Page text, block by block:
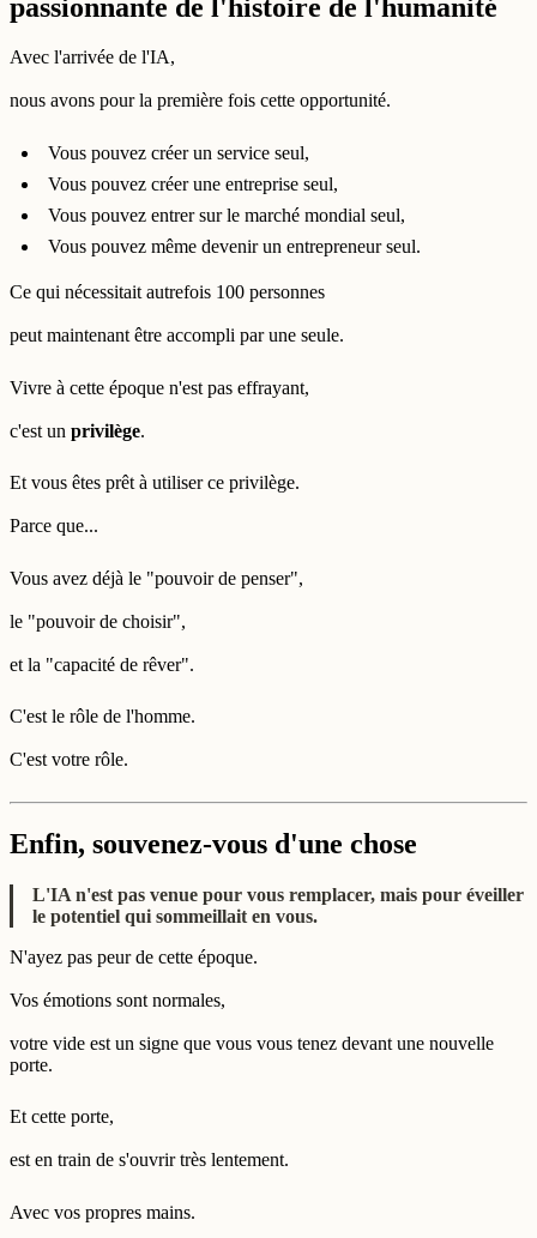
passionnante de l'histoire de l'humanité
Avec l'arrivée de l'IA,
nous avons pour la première fois cette opportunité.
Vous pouvez créer un service seul,
Vous pouvez créer une entreprise seul,
Vous pouvez entrer sur le marché mondial seul,
Vous pouvez même devenir un entrepreneur seul.
Ce qui nécessitait autrefois 100 personnes
peut maintenant être accompli par une seule.
Vivre à cette époque n'est pas effrayant,
c'est un privilège.
Et vous êtes prêt à utiliser ce privilège.
Parce que...
Vous avez déjà le "pouvoir de penser",
le "pouvoir de choisir",
et la "capacité de rêver".
C'est le rôle de l'homme.
C'est votre rôle.
Enfin, souvenez-vous d'une chose
L'IA n'est pas venue pour vous remplacer, mais pour éveiller
le potentiel qui sommeillait en vous.
N'ayez pas peur de cette époque.
Vos émotions sont normales,
votre vide est un signe que vous vous tenez devant une nouvelle
porte.
Et cette porte,
est en train de s'ouvrir très lentement.
Avec vos propres mains.